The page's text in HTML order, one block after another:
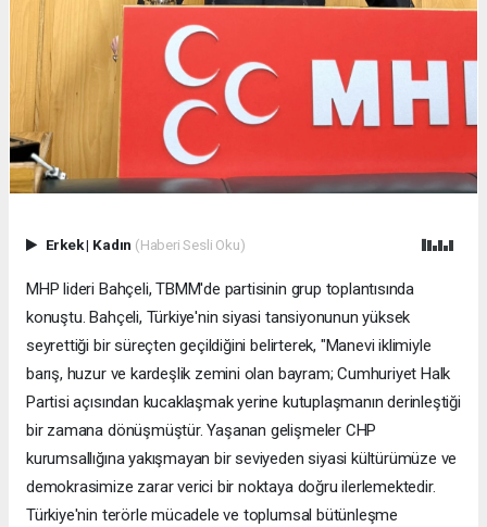
Erkek| Kadın (Haberi Sesli Oku)
MHP lideri Bahçeli, TBMM'de partisinin grup toplantısında
konuştu. Bahçeli, Türkiye'nin siyasi tansiyonunun yüksek
seyrettiği bir süreçten geçildiğini belirterek, "Manevi iklimiyle
barış, huzur ve kardeşlik zemini olan bayram; Cumhuriyet Halk
Partisi açısından kucaklaşmak yerine kutuplaşmanın derinleştiği
bir zamana dönüşmüştür. Yaşanan gelişmeler CHP
kurumsallığına yakışmayan bir seviyeden siyasi kültürümüze ve
demokrasimize zarar verici bir noktaya doğru ilerlemektedir.
Türkiye'nin terörle mücadele ve toplumsal bütünleşme